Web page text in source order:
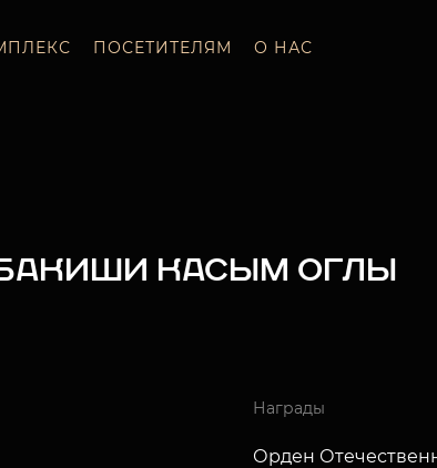
ПОСЕТИТЕЛЯМ О НАС
КАСЫМ ОГЛЫ
Награды
Орден